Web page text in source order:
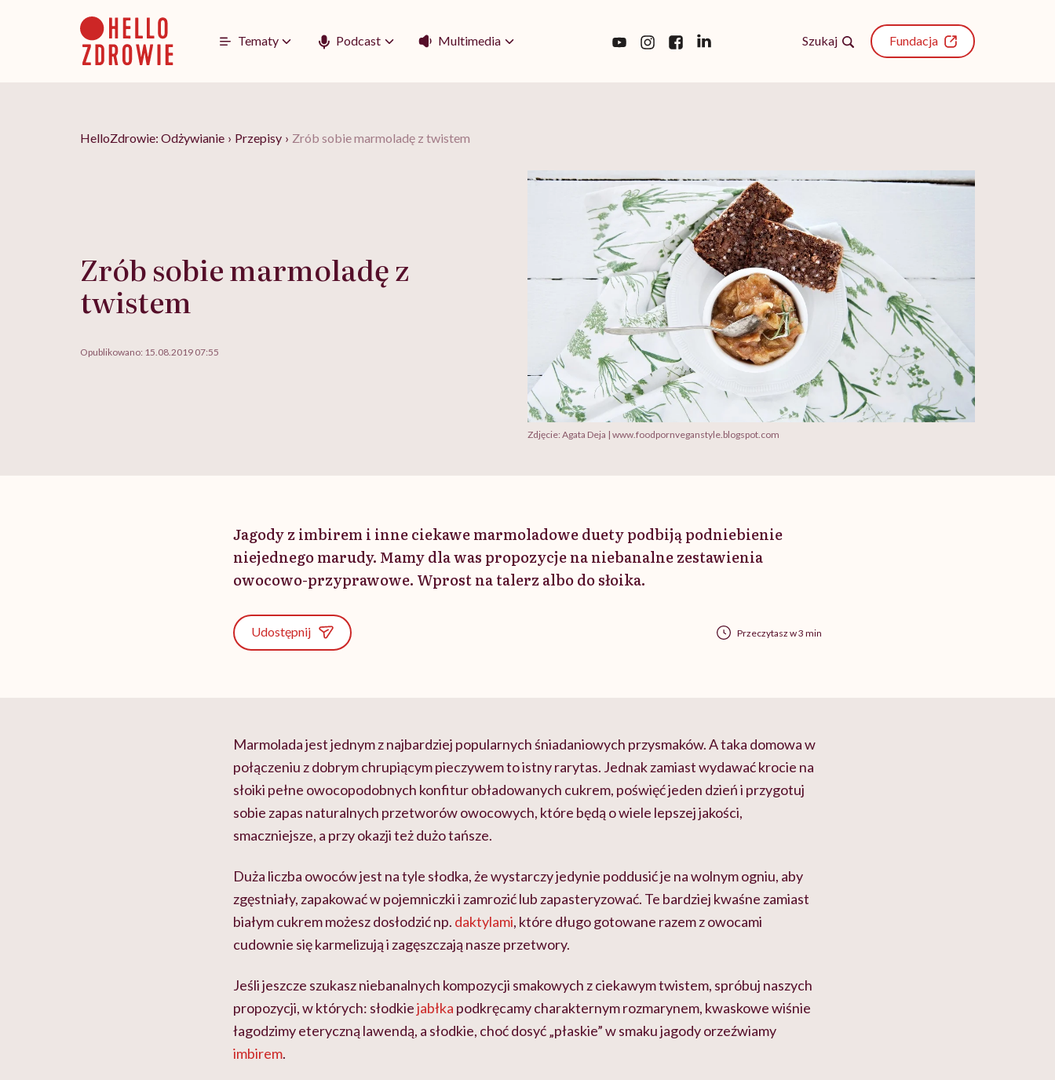
Tematy Podcast Multimedia Szukaj Fundacja
HelloZdrowie: Odżywianie › Przepisy › Zrób sobie marmoladę z twistem
Zrób sobie marmoladę z
twistem
Opublikowano: 15.08.2019 07:55
Zdjęcie: Agata Deja | www.foodpornveganstyle.blogspot.com
Jagody z imbirem i inne ciekawe marmoladowe duety podbiją podniebienie
niejednego marudy. Mamy dla was propozycje na niebanalne zestawienia
owocowo-przyprawowe. Wprost na talerz albo do słoika.
Udostępnij Przeczytasz w 3 min
Marmolada jest jednym z najbardziej popularnych śniadaniowych przysmaków. A taka domowa w
połączeniu z dobrym chrupiącym pieczywem to istny rarytas. Jednak zamiast wydawać krocie na
słoiki pełne owocopodobnych konfitur obładowanych cukrem, poświęć jeden dzień i przygotuj
sobie zapas naturalnych przetworów owocowych, które będą o wiele lepszej jakości,
smaczniejsze, a przy okazji też dużo tańsze.
Duża liczba owoców jest na tyle słodka, że wystarczy jedynie poddusić je na wolnym ogniu, aby
zgęstniały, zapakować w pojemniczki i zamrozić lub zapasteryzować. Te bardziej kwaśne zamiast
białym cukrem możesz dosłodzić np. daktylami, które długo gotowane razem z owocami
cudownie się karmelizują i zagęszczają nasze przetwory.
Jeśli jeszcze szukasz niebanalnych kompozycji smakowych z ciekawym twistem, spróbuj naszych
propozycji, w których: słodkiejabłka podkręcamy charakternym rozmarynem, kwaskowe wiśnie
łagodzimy eteryczną lawendą, a słodkie, choć dosyć „płaskie” w smaku jagody orzeźwiamy
imbirem.